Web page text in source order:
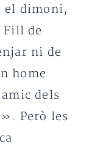
el dimoni,
Fill de
ni de
home
dels
Però les